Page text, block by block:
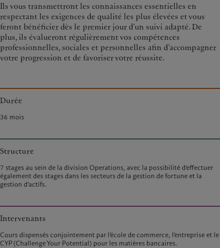
Ils vous transmettront les connaissances essentielles en
respectant les exigences de qualité les plus élevées et vous
feront bénéficier dès le premier jour d’un suivi adapté. De
plus, ils évalueront régulièrement vos compétences
professionnelles, sociales et personnelles afin d’accompagner
votre progression et de favoriser votre réussite.
Durée
36 mois
Structure
7 stages au sein de la division Operations, avec la possibilité d’effectuer
également des stages dans les secteurs de la gestion de fortune et la
gestion d’actifs.
Intervenants
Cours dispensés conjointement par l’école de commerce, l’entreprise et le
CYP (Challenge Your Potential) pour les matières bancaires.